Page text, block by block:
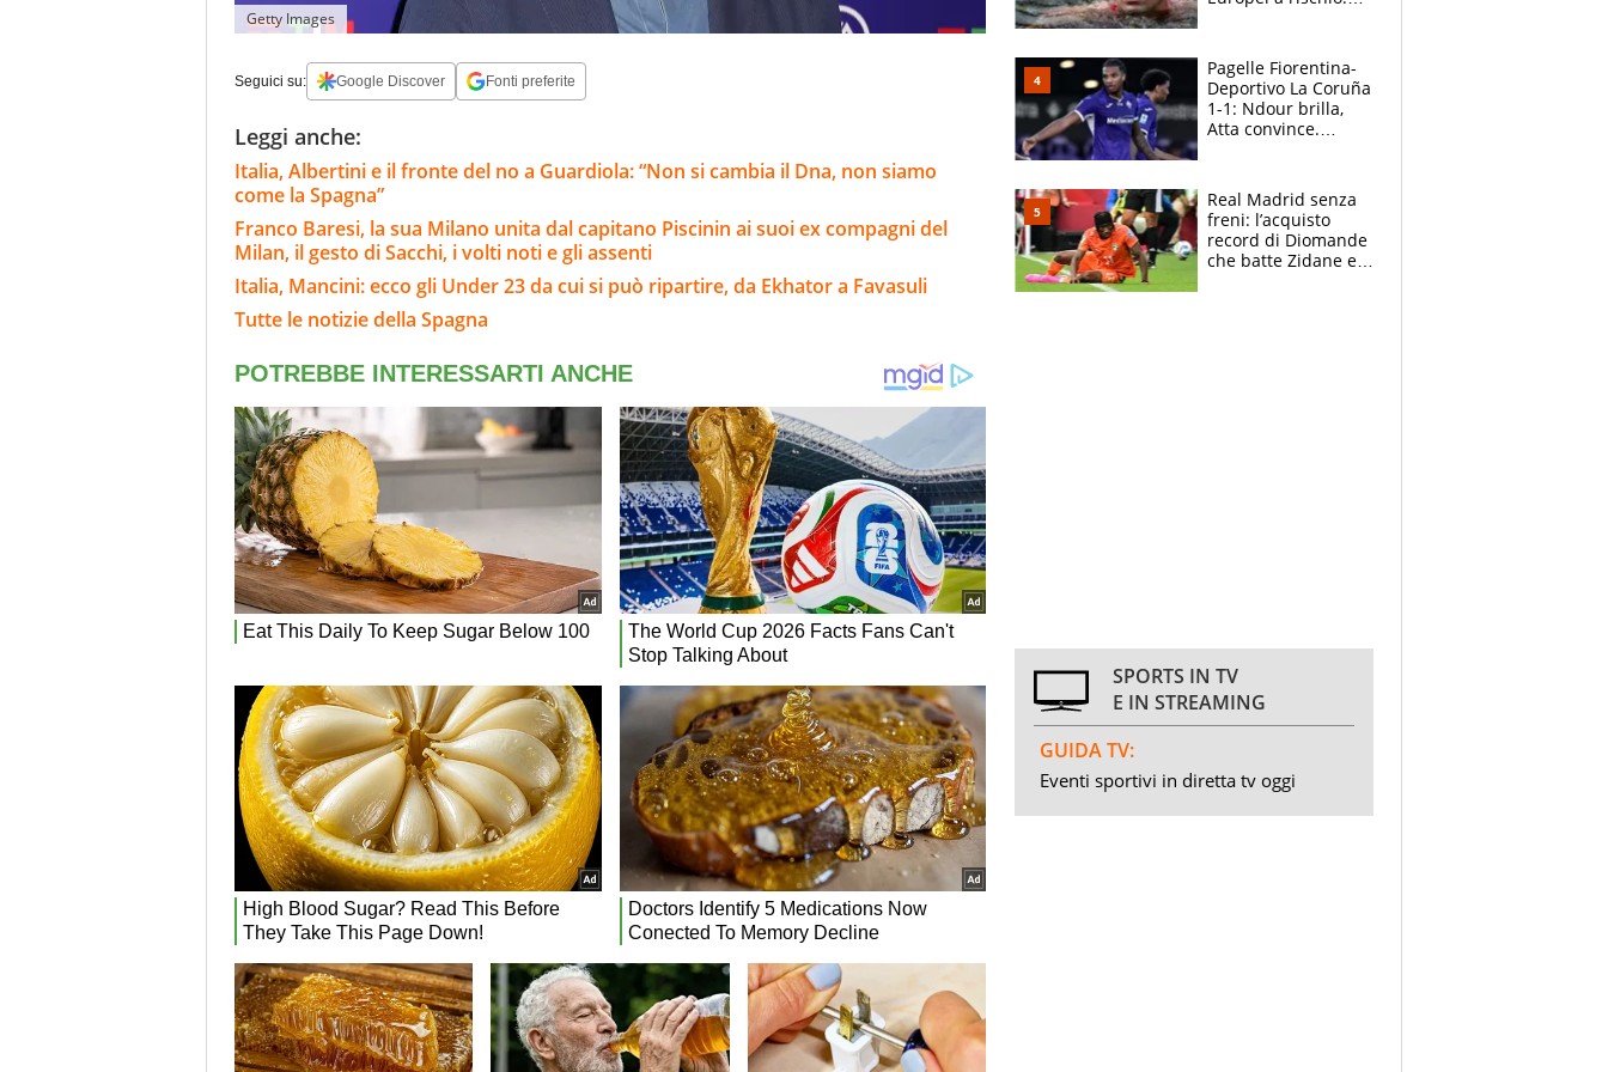
Getty Images
Seguici su: Google Discover Fonti preferite
Leggi anche:
Italia, Albertini e il fronte del no a Guardiola: “Non si cambia il Dna, non siamo
come la Spagna”
Franco Baresi, la sua Milano unita dal capitano Piscinin ai suoi ex compagni del
Milan, il gesto di Sacchi, i volti noti e gli assenti
Italia, Mancini: ecco gli Under 23 da cui si può ripartire, da Ekhator a Favasuli
Tutte le notizie della Spagna
adesso
Pagelle Fiorentina-
Deportivo La Coruña
1-1: Ndour brilla,
Atta convince.
Real Madrid senza
freni: l’acquisto
record di Diomande
che batte Zidane e
SPORTS IN TV
E IN STREAMING
GUIDA TV:
Eventi sportivi in diretta tv oggi